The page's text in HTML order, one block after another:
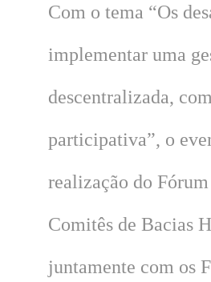
Com o tema “Os
implementar uma
descentralizada,
participativa”, o
realização do
Comitês de Bacias
juntamente com os